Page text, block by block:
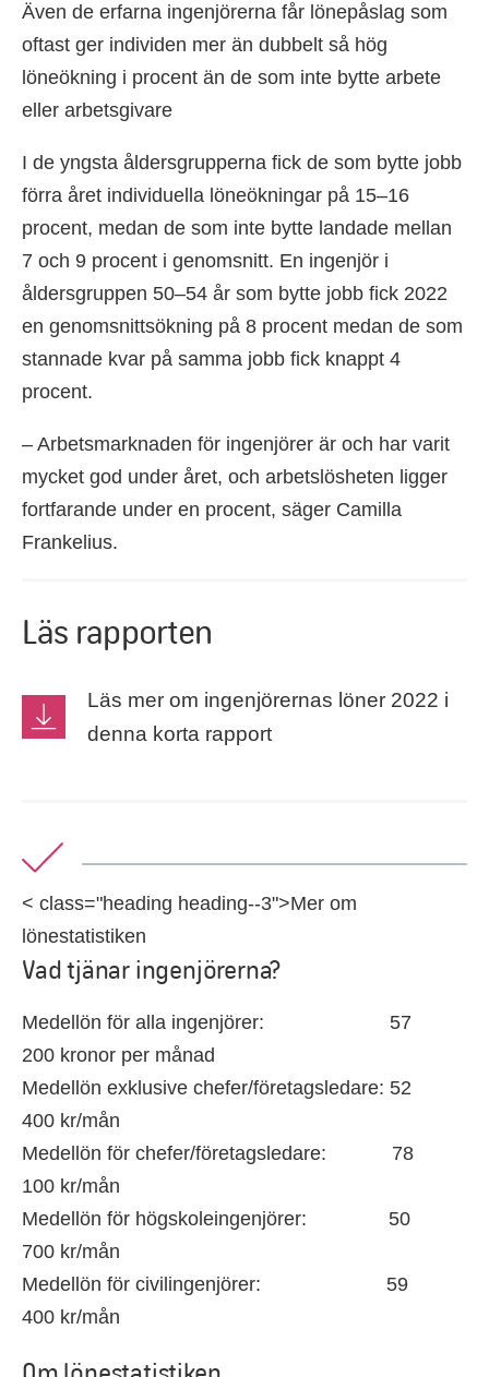
Även de erfarna ingenjörerna får lönepåslag som
oftast ger individen mer än dubbelt så hög
löneökning i procent än de som inte bytte arbete
eller arbetsgivare
I de yngsta åldersgrupperna fick de som bytte jobb
förra året individuella löneökningar på 15–16
procent, medan de som inte bytte landade mellan
7 och 9 procent i genomsnitt. En ingenjör i
åldersgruppen 50–54 år som bytte jobb fick 2022
en genomsnittsökning på 8 procent medan de som
stannade kvar på samma jobb fick knappt 4
procent.
– Arbetsmarknaden för ingenjörer är och har varit
mycket god under året, och arbetslösheten ligger
fortfarande under en procent, säger Camilla
Frankelius.
Läs rapporten
Läs mer om ingenjörernas löner 2022 i
denna korta rapport
< class="heading heading--3">Mer om
lönestatistiken
Vad tjänar ingenjörerna?
Medellön för alla ingenjörer: 57
200 kronor per månad
Medellön exklusive chefer/företagsledare: 52
400 kr/mån
Medellön för chefer/företagsledare: 78
100 kr/mån
Medellön för högskoleingenjörer: 50
700 kr/mån
Medellön för civilingenjörer: 59
400 kr/mån